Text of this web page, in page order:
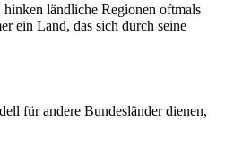
hinken ländliche Regionen oftmals
ein Land, das sich durch seine
für andere Bundesländer dienen,